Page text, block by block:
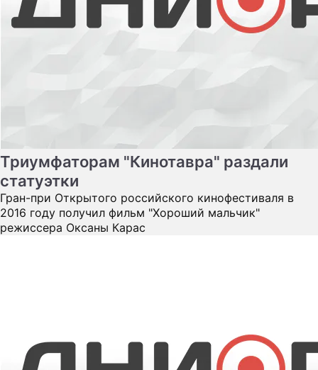
Триумфаторам "Кинотавра" раздали
статуэтки
Гран-при Открытого российского кинофестиваля в